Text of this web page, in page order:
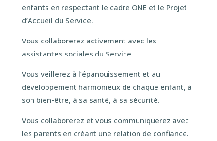
enfants en respectant le cadre ONE et le Projet
d’Accueil du Service.
Vous collaborerez activement avec les
assistantes sociales du Service.
Vous veillerez à l’épanouissement et au
développement harmonieux de chaque enfant, à
son bien-être, à sa santé, à sa sécurité.
Vous collaborerez et vous communiquerez avec
les parents en créant une relation de confiance.